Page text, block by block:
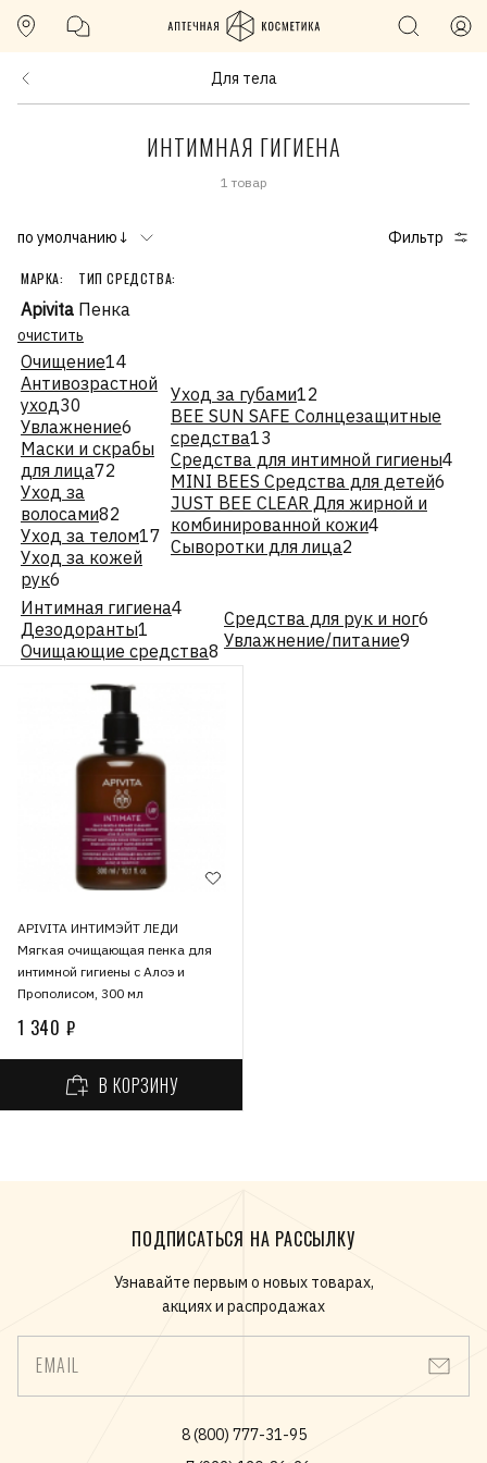
Для тела
ИНТИМНАЯ ГИГИЕНА
1 товар
по умолчанию↓ Фильтр
МАРКА:
Apivita
ТИП СРЕДСТВА:
Пенка
очистить
Очищение14
Антивозрастной
уход30
Увлажнение6
Маски и скрабы
для лица72
Уход за
волосами82
Уход за телом17
Уход за кожей
рук6
Уход за губами12
BEE SUN SAFE Солнцезащитные
средства13
Средства для интимной гигиены4
MINI BEES Средства для детей6
JUST BEE CLEAR Для жирной и
комбинированной кожи4
Сыворотки для лица2
Интимная гигиена4
Дезодоранты1
Очищающие средства8
Средства для рук и ног6
Увлажнение/питание9
APIVITA ИНТИМЭЙТ ЛЕДИ
Мягкая очищающая пенка для
интимной гигиены с Алоэ и
Прополисом, 300 мл
1 340 ₽
В КОРЗИНУ
ПОДПИСАТЬСЯ НА РАССЫЛКУ
Узнавайте первым о новых товарах,
акциях и распродажах
EMAIL
8 (800) 777-31-95